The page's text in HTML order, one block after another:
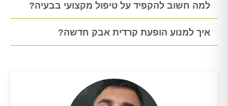
למה חשוב להקפיד על טיפול מקצועי בבעיה?
איך למנוע הופעת קרדית אבק חדשה?